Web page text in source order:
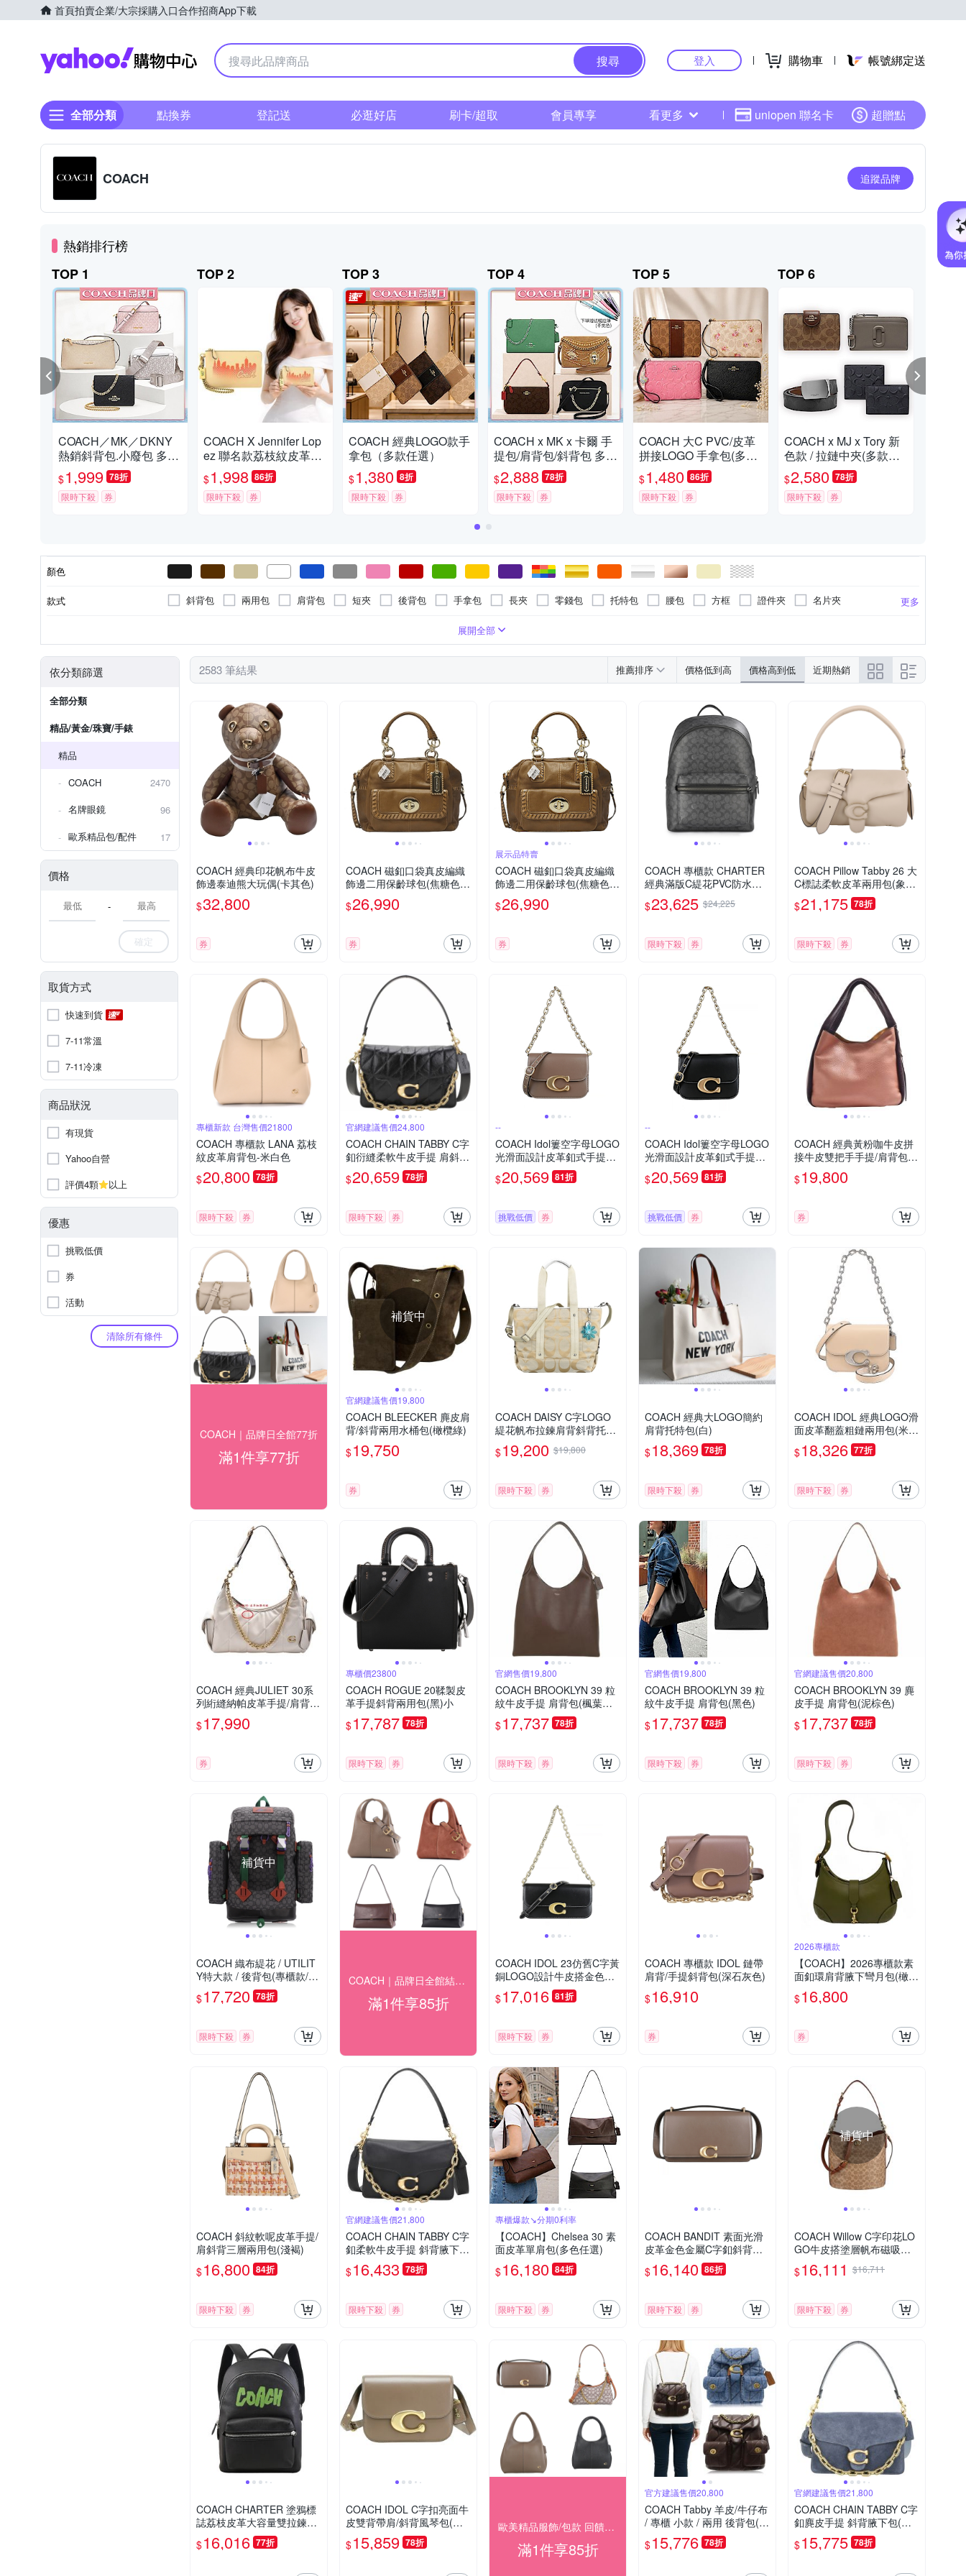
首頁拍賣企業/大宗採購入口合作招商App下載
Yahoo購物中心
搜尋 登入 購物車 帳號綁定送
全部分類 點換券 登記送 必逛好店 刷卡/超取 會員專享 看更多 uniopen 聯名卡 超贈點
COACH 追蹤品牌
熱銷排行榜
TOP 1
COACH／MK／DKNY
熱銷斜背包.小廢包 多款
供選
$1,999 78折
限時下殺 券
TOP 2
COACH X Jennifer Lop
ez 聯名款荔枝紋皮革金
屬鍊帶手拿包
$1,998 86折
限時下殺 券
TOP 3
COACH 經典LOGO款手
拿包（多款任選）
$1,380 8折
限時下殺 券
TOP 4
COACH x MK x 卡爾 手
提包/肩背包/斜背包 多款
均價 (送觸控筆不挑色隨
機贈送)
$2,888 78折
限時下殺 券
TOP 5
COACH 大C PVC/皮革
拼接LOGO 手拿包(多款
選)
$1,480 86折
限時下殺 券
TOP 6
COACH x MJ x Tory 新
色款 / 拉鏈中夾(多款均
一價)
$2,580 78折
限時下殺 券
顏色
款式 更多
斜背包 兩用包 肩背包 短夾 後背包 手拿包 長夾 零錢包 托特包 腰包 方框 證件夾
名片夾
生活用品
電腦包
無框 鑰匙包 手機殼 胸針 其他
防刮牛皮
12
13
展開全部
依分類篩選
全部分類
精品/黃金/珠寶/手錶
精品
COACH
2470
名牌眼鏡
96
歐系精品包/配件
17
價格
-
確定
取貨方式
快速到貨
7-11常溫
7-11冷凍
商品狀況
有現貨
Yahoo自營
評價4顆
以上
優惠
挑戰低價
券
活動
清除所有條件
2583 筆結果 推薦排序 價格低到高 價格高到低 近期熱銷
COACH 經典印花帆布牛皮
飾邊泰迪熊大玩偶(卡其色)
$32,800
券
COACH 磁釦口袋真皮編織
飾邊二用保齡球包(焦糖色-
展示品)
$26,990
券
展示品特賣
COACH 磁釦口袋真皮編織
飾邊二用保齡球包(焦糖色-
展示品)
$26,990
券
COACH 專櫃款 CHARTER
經典滿版C緹花PVC防水皮
革男款後背包-黑灰色
$23,625 $24,225
限時下殺 券
COACH Pillow Tabby 26 大
C標誌柔軟皮革兩用包(象牙
米)
$21,175 78折
限時下殺 券
專櫃新款 台灣售價21800
COACH 專櫃款 LANA 荔枝
紋皮革肩背包-米白色
$20,800 78折
限時下殺 券
官網建議售價24,800
COACH CHAIN TABBY C字
釦衍縫柔軟牛皮手提 肩斜背
腋下包(黑色)
$20,659 78折
限時下殺 券
--
COACH Idol簍空字母LOGO
光滑面設計皮革釦式手提斜
背包(深石灰)
$20,569 81折
挑戰低價 券
--
COACH Idol簍空字母LOGO
光滑面設計皮革釦式手提斜
背包(黑)
$20,569 81折
挑戰低價 券
COACH 經典黃粉咖牛皮拼
接牛皮雙把手手提/肩背包
(黃/粉)
$19,800
券
COACH｜品牌日全館77折
滿1件享77折
補貨中
官網建議售價19,800
COACH BLEECKER 麂皮肩
背/斜背兩用水桶包(橄欖綠)
$19,750
券
COACH DAISY C字LOGO
緹花帆布拉鍊肩背斜背托特
包(展示品/大/淺卡其x紫丁
香)
$19,200 $19,800
限時下殺 券
COACH 經典大LOGO簡約
肩背托特包(白)
$18,369 78折
限時下殺 券
COACH IDOL 經典LOGO滑
面皮革翻蓋粗鏈兩用包(米
白)
$18,326 77折
限時下殺 券
COACH 經典JULIET 30系
列絎縫納帕皮革手提/肩背包
(展示品-30CM粉筆白色)
$17,990
券
專櫃價23800
COACH ROGUE 20鞣製皮
革手提斜背兩用包(黑)小
$17,787 78折
限時下殺 券
官網售價19,800
COACH BROOKLYN 39 粒
紋牛皮手提 肩背包(楓葉紅
色)
$17,737 78折
限時下殺 券
官網售價19,800
COACH BROOKLYN 39 粒
紋牛皮手提 肩背包(黑色)
$17,737 78折
限時下殺 券
官網建議售價20,800
COACH BROOKLYN 39 麂
皮手提 肩背包(泥棕色)
$17,737 78折
限時下殺 券
補貨中
COACH 織布緹花 / UTILIT
Y特大款 / 後背包(專櫃款/黑
灰)
$17,720 78折
限時下殺 券
COACH｜品牌日全館結帳85折
滿1件享85折
COACH IDOL 23仿舊C字黃
銅LOGO設計牛皮搭金色鏈
條掀蓋吸釦式斜背肩背包(迷
你/黑)
$17,016 81折
限時下殺 券
COACH 專櫃款 IDOL 鏈帶
肩背/手提斜背包(深石灰色)
$16,910
券
2026專櫃款
【COACH】2026專櫃款素
面釦環肩背腋下彎月包(橄欖
綠)
$16,800
券
COACH 斜紋軟呢皮革手提/
肩斜背三層兩用包(淺褐)
$16,800 84折
限時下殺 券
官網建議售價21,800
COACH CHAIN TABBY C字
釦柔軟牛皮手提 斜背腋下包
(黑色)
$16,433 78折
限時下殺 券
專櫃爆款↘分期0利率
【COACH】Chelsea 30 素
面皮革單肩包(多色任選)
$16,180 84折
限時下殺 券
COACH BANDIT 素面光滑
皮革金色金屬C字釦斜背包
(深石灰色)
$16,140 86折
限時下殺 券
補貨中
COACH Willow C字印花LO
GO牛皮搭塗層帆布磁吸旋
釦手提肩背斜背水桶包(棕褐
x焦糖棕)
$16,111 $16,711
限時下殺 券
COACH CHARTER 塗鴉標
誌荔枝皮革大容量雙拉鍊後
背包(黑)
$16,016 77折
COACH IDOL C字扣亮面牛
皮雙背帶肩/斜背風琴包(深
石灰色)
$15,859 78折
歐美精品服飾/包款 回饋結帳85折
滿1件享85折
官方建議售價20,800
COACH Tabby 羊皮/牛仔布
/ 專櫃 小款 / 兩用 後背包(多
色可選)
$15,776 78折
官網建議售價21,800
COACH CHAIN TABBY C字
釦麂皮手提 斜背腋下包(藍
色)
$15,775 78折